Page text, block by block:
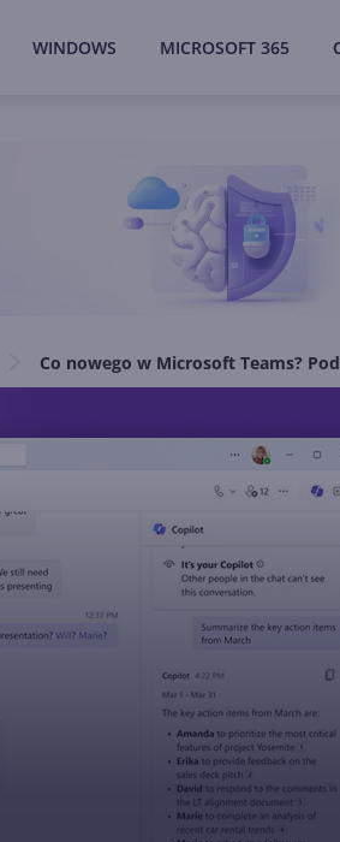
WINDOWS MICROSOFT 365
Co nowego w Microsoft Teams?